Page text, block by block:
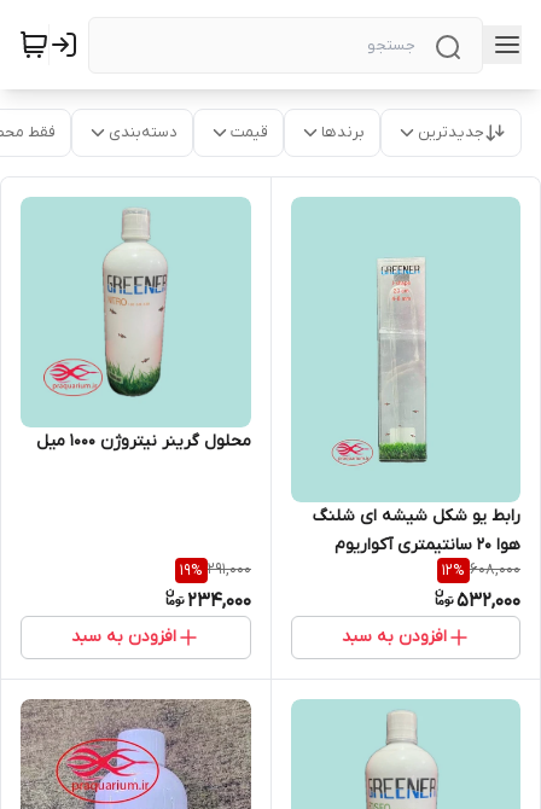
جدیدترین برندها قیمت دسته‌بندی فقط
رابط یو شکل شیشه ای شلنگ
هوا 20 سانتیمتری آکواریوم
608,000
12%
532,000
افزودن به سبد
محلول گرینر نیتروژن 1000 میل
291,000
19%
234,000
افزودن به سبد